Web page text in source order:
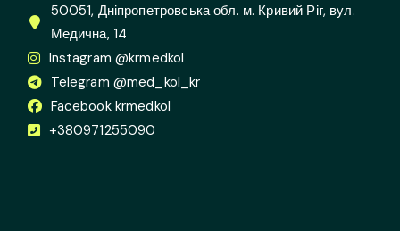
50051, Дніпропетровська обл. м. Кривий Ріг, вул.
Медична, 14
Instagram @krmedkol
Telegram @med_kol_kr
Facebook krmedkol
+380971255090